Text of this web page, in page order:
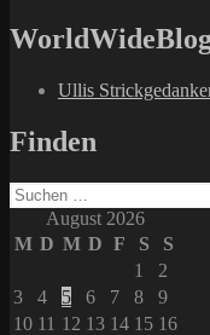
Ullis
Finden
Suchen
nach:August 2026
M D M D F S
S
1
2
3
4 5 6 7 8
9
10 11 12 13 14 15 16